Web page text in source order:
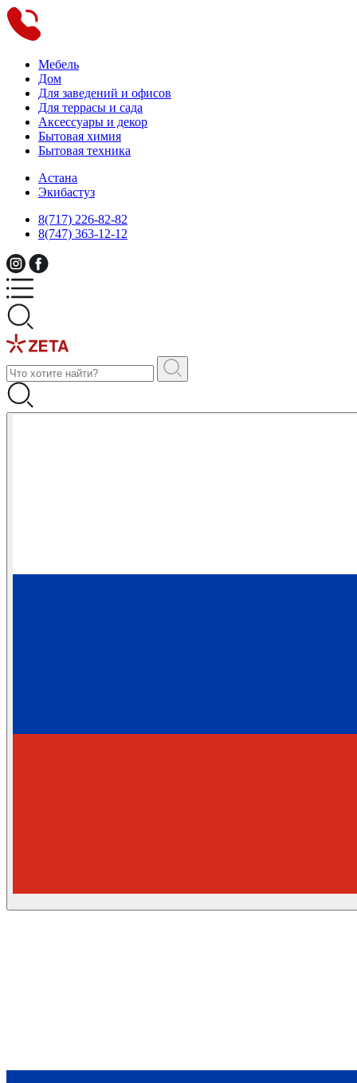
Мебель
Дом
Для заведений и офисов
Для террасы и сада
Аксессуары и декор
Бытовая химия
Бытовая техника
Астана
Экибастуз
8(717) 226-82-82
8(747) 363-12-12